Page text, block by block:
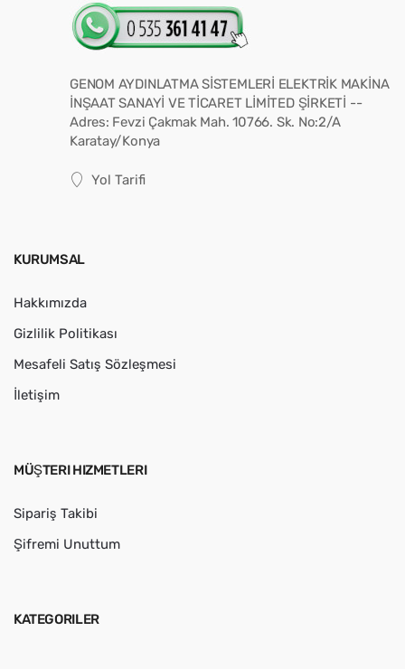
GENOM AYDINLATMA SİSTEMLERİ ELEKTRİK MAKİNA
İNŞAAT SANAYİ VE TİCARET LİMİTED ŞİRKETİ --
Adres: Fevzi Çakmak Mah. 10766. Sk. No:2/A
Karatay/Konya
Yol Tarifi
KURUMSAL
Hakkımızda
Gizlilik Politikası
Mesafeli Satış Sözleşmesi
İletişim
MÜŞTERI HIZMETLERI
Sipariş Takibi
Şifremi Unuttum
KATEGORILER